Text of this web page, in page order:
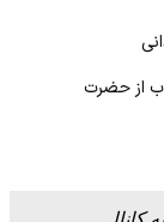
از حضرت